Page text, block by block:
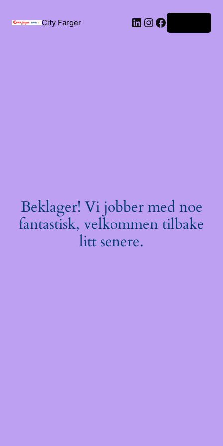
City Farger
Beklager! Vi jobber med noe
fantastisk, velkommen tilbake
litt senere.